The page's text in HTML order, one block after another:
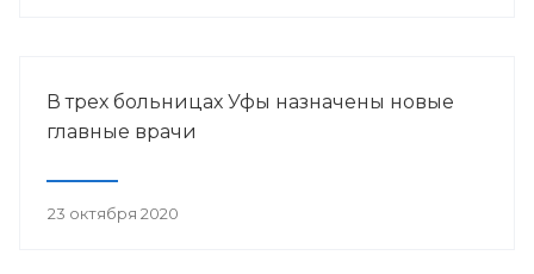
В трех больницах Уфы назначены новые
главные врачи
23 октября 2020